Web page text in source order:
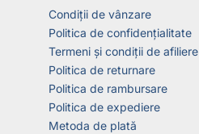
Condiții de vânzare
Politica de confidențialitate
Termeni și condiții de afiliere
Politica de returnare
Politica de rambursare
Politica de expediere
Metoda de plată